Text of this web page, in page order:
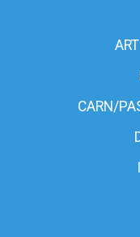
CARN/